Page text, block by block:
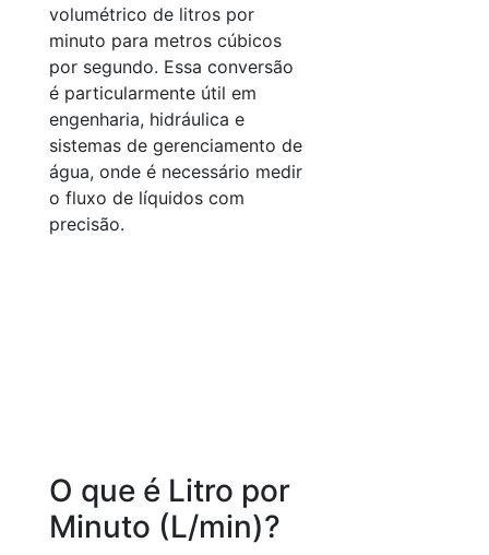
volumétrico de litros por
minuto para metros cúbicos
por segundo. Essa conversão
é particularmente útil em
engenharia, hidráulica e
sistemas de gerenciamento de
água, onde é necessário medir
o fluxo de líquidos com
precisão.
O que é Litro por
Minuto (L/min)?